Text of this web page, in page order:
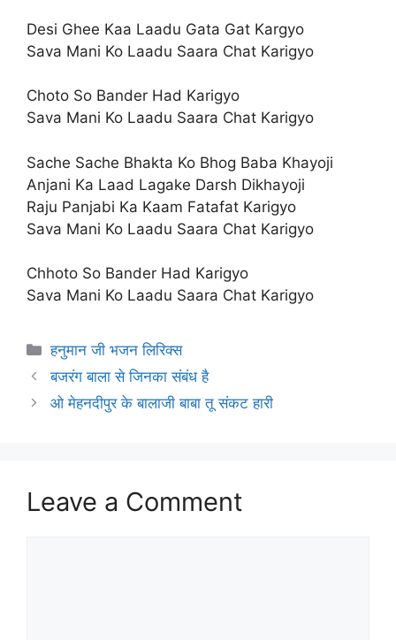
Desi Ghee Kaa Laadu Gata Gat Kargyo
Sava Mani Ko Laadu Saara Chat Karigyo
Choto So Bander Had Karigyo
Sava Mani Ko Laadu Saara Chat Karigyo
Sache Sache Bhakta Ko Bhog Baba Khayoji
Anjani Ka Laad Lagake Darsh Dikhayoji
Raju Panjabi Ka Kaam Fatafat Karigyo
Sava Mani Ko Laadu Saara Chat Karigyo
Chhoto So Bander Had Karigyo
Sava Mani Ko Laadu Saara Chat Karigyo
Categories
हनुमान जी भजन लिरिक्स
बजरंग बाला से जिनका संबंध है
ओ मेहनदीपुर के बालाजी बाबा तू संकट हारी
Leave a Comment